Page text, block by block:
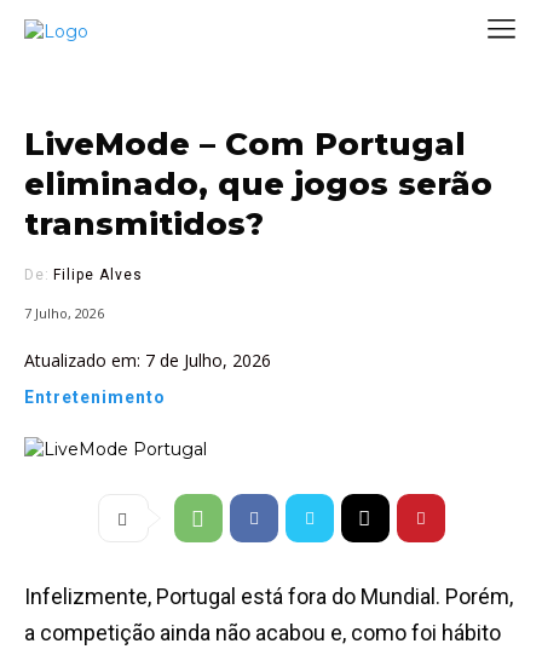
LiveMode – Com Portugal
eliminado, que jogos serão
transmitidos?
De: Filipe Alves
7 Julho, 2026
Atualizado em: 7 de Julho, 2026
Entretenimento
Infelizmente, Portugal está fora do Mundial. Porém,
a competição ainda não acabou e, como foi hábito